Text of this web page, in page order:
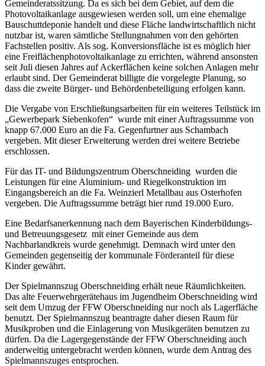
Gemeinderatssitzung. Da es sich bei dem Gebiet, auf dem die
Photovoltaikanlage ausgewiesen werden soll, um eine ehemalige
Bauschuttdeponie handelt und diese Fläche landwirtschaftlich nicht
nutzbar ist, waren sämtliche Stellungnahmen von den gehörten
Fachstellen positiv. Als sog. Konversionsfläche ist es möglich hier
eine Freiflächenphotovoltaikanlage zu errichten, während ansonsten
seit Juli diesen Jahres auf Ackerflächen keine solchen Anlagen mehr
erlaubt sind. Der Gemeinderat billigte die vorgelegte Planung, so
dass die zweite Bürger- und Behördenbeteiligung erfolgen kann.
Die Vergabe von Erschließungsarbeiten für ein weiteres Teilstück im
„Gewerbepark Siebenkofen“ wurde mit einer Auftragssumme von
knapp 67.000 Euro an die Fa. Gegenfurtner aus Schambach
vergeben. Mit dieser Erweiterung werden drei weitere Betriebe
erschlossen.
Für das IT- und Bildungszentrum Oberschneiding wurden die
Leistungen für eine Aluminium- und Riegelkonstruktion im
Eingangsbereich an die Fa. Weinzierl Metallbau aus Osterhofen
vergeben. Die Auftragssumme beträgt hier rund 19.000 Euro.
Eine Bedarfsanerkennung nach dem Bayerischen Kinderbildungs-
und Betreuungsgesetz mit einer Gemeinde aus dem
Nachbarlandkreis wurde genehmigt. Demnach wird unter den
Gemeinden gegenseitig der kommunale Förderanteil für diese
Kinder gewährt.
Der Spielmannszug Oberschneiding erhält neue Räumlichkeiten.
Das alte Feuerwehrgerätehaus im Jugendheim Oberschneiding wird
seit dem Umzug der FFW Oberschneiding nur noch als Lagerfläche
benutzt. Der Spielmannszug beantragte daher diesen Raum für
Musikproben und die Einlagerung von Musikgeräten benutzen zu
dürfen. Da die Lagergegenstände der FFW Oberschneiding auch
anderweitig untergebracht werden können, wurde dem Antrag des
Spielmannszuges entsprochen.